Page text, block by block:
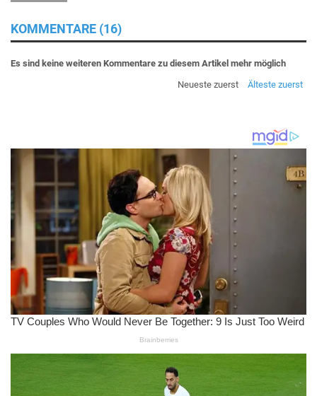
KOMMENTARE (16)
Es sind keine weiteren Kommentare zu diesem Artikel mehr möglich
Neueste zuerst
Älteste zuerst